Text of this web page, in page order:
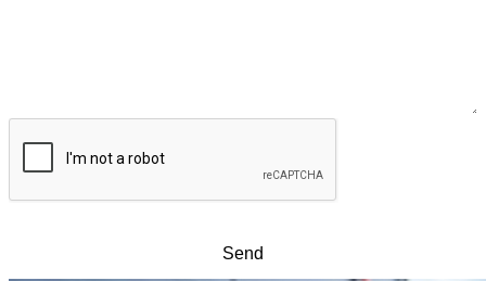
CAPTCHA